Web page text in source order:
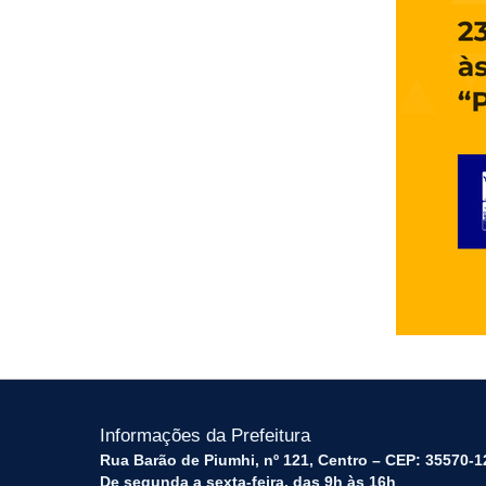
Informações da Prefeitura
Rua Barão de Piumhi, nº 121, Centro – CEP: 35570-
De segunda a sexta-feira, das 9h às 16h